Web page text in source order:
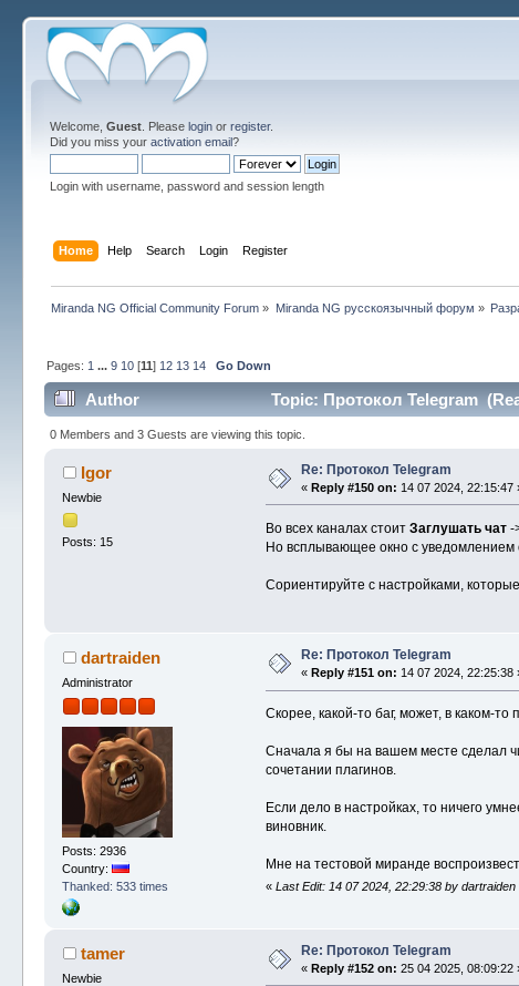
Welcome,Guest . Pleaselogin orregister.
Did you miss youractivation email?
Login with username, password and session length
Home Help Search Login Register
Miranda NG Official Community Forum » Miranda NG русскоязычный форум »
Pages: 1 ...9 10 [11] 12 13 14 Go Down
Author Topic: Протокол Telegram
0 Members and 3 Guests are viewing this topic.
Igor
Newbie
Posts: 15
Re: Протокол Telegram
«Reply #150 on: 14 07 2024, 22:15:47
Во всех каналах стоит Заглушать чат-
Но всплывающее окно с уведомлением
Сориентируйте с настройками,
dartraiden
Administrator
Posts: 2936
Country:
Thanked: 533 times
Re: Протокол Telegram
«Reply #151 on: 14 07 2024, 22:25:38
Скорее, какой-то баг, может, в каком-то
Сначала я бы на вашем месте сделал
сочетании плагинов.
Если дело в настройках, то ничего
виновник.
Мне на тестовой миранде
« Last Edit: 14 07 2024, 22:29:38 by dartraiden
tamer
Newbie
Re: Протокол Telegram
«Reply #152 on: 25 04 2025, 08:09:22